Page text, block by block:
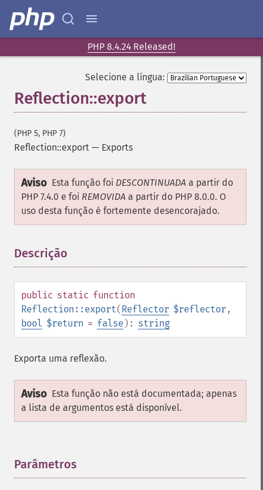
PHP 8.4.24 Released!
Selecione a língua:
Reflection::export
(PHP 5, PHP 7)
Reflection::export — Exports
Aviso Esta função foi DESCONTINUADA a partir do
PHP 7.4.0 e foi REMOVIDA a partir do PHP 8.0.0. O
uso desta função é fortemente desencorajado.
Descrição
public static function
Reflection::export(Reflector $reflector,
bool $return = false): string
Exporta uma reflexão.
Aviso Esta função não está documentada; apenas
a lista de argumentos está disponível.
Parâmetros